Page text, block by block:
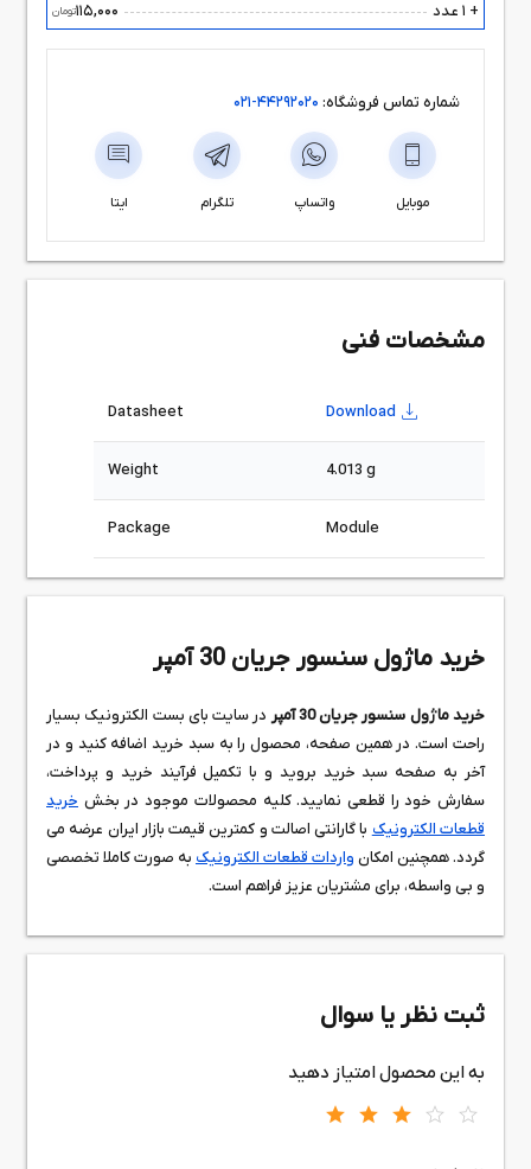
+ 1 عدد 115,000تومان
شماره تماس فروشگاه: 44292020-021
موبایل واتساپ تلگرام ایتا
مشخصات فنی
Datasheet Download
Weight 4.013 g
Package Module
خرید ماژول سنسور جريان 30 آمپر
خرید ماژول سنسور جريان 30 آمپر
در سایت بای بست الکترونیک بسیار
راحت است. در همین صفحه، محصول را به سبد خرید اضافه کنید و در
آخر به صفحه سبد خرید بروید و با تکمیل فرآیند خرید و پرداخت،
سفارش خود را قطعی نمایید. کلیه محصولات موجود در بخش خرید
قطعات الکترونیک با گارانتی اصالت و کمترین قیمت بازار ایران عرضه می
گردد. همچنین امکان واردات قطعات الکترونیک به صورت کاملا تخصصی
و بی واسطه، برای مشتریان عزیز فراهم است.
ثبت نظر یا سوال
به این محصول امتیاز دهید